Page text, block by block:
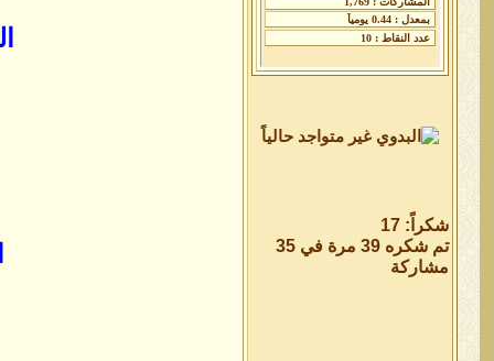
شكراً: 17
تم شكره 39 مرة في 35
مشاركة